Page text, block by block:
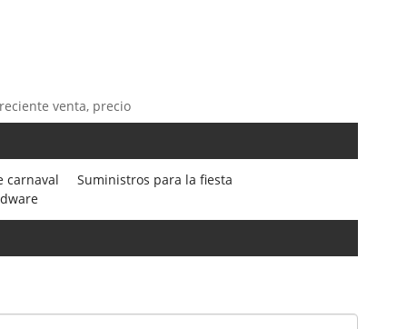
venta, precio
carnaval
Suministros para la fiesta